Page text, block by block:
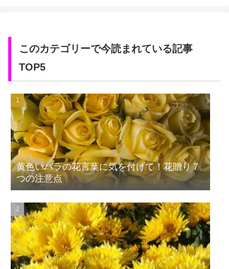
このカテゴリーで今読まれている記事
TOP5
黄色いバラの花言葉に気を付けて！花贈り７
つの注意点